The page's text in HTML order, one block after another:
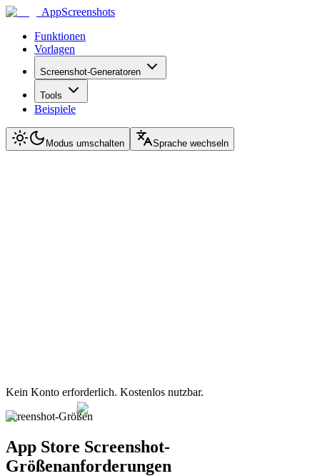
AppScreenshots
Funktionen
Vorlagen
Screenshot-Generatoren
Tools
Beispiele
Modus umschalten Sprache wechseln
Kein Konto erforderlich. Kostenlos nutzbar.
Screenshot-Größen
App Store Screenshot-
Größenanforderungen